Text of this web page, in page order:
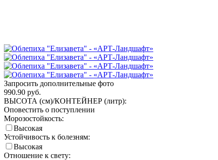
Запросить дополнительные фото
990.90 руб.
ВЫСОТА (см)/КОНТЕЙНЕР (литр):
Оповестить о поступлении
Морозостойкость:
Высокая
Устойчивость к болезням:
Высокая
Отношение к свету: